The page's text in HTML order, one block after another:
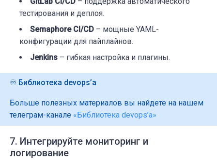
name: Deploy to Staging
dependencies:
- Test
task:
jobs:
commands:
- name: Deploy to Production
dependencies:
- Deploy to Staging
run:
тестирования и деплоя.
Semaphore CI/CD – мощные YAML-
конфигурации для пайплайнов.
Jenkins – гибкая настройка и плагины.
♾️ Библиотека devops’a
Больше полезных материалов вы найдете на нашем
телеграм-канале «Библиотека devops’a»
7. Интегрируйте мониторинг и
логирование